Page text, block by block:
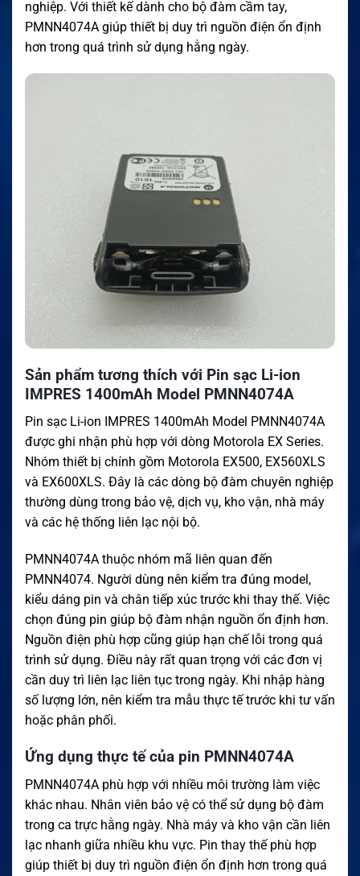
nghiệp. Với thiết kế dành cho bộ đàm cầm tay,
PMNN4074A giúp thiết bị duy trì nguồn điện ổn định
hơn trong quá trình sử dụng hằng ngày.
Sản phẩm tương thích với Pin sạc Li-ion
IMPRES 1400mAh Model PMNN4074A
Pin sạc Li-ion IMPRES 1400mAh Model PMNN4074A
được ghi nhận phù hợp với dòng Motorola EX Series.
Nhóm thiết bị chính gồm Motorola EX500, EX560XLS
và EX600XLS. Đây là các dòng bộ đàm chuyên nghiệp
thường dùng trong bảo vệ, dịch vụ, kho vận, nhà máy
và các hệ thống liên lạc nội bộ.
PMNN4074A thuộc nhóm mã liên quan đến
PMNN4074. Người dùng nên kiểm tra đúng model,
kiểu dáng pin và chân tiếp xúc trước khi thay thế. Việc
chọn đúng pin giúp bộ đàm nhận nguồn ổn định hơn.
Nguồn điện phù hợp cũng giúp hạn chế lỗi trong quá
trình sử dụng. Điều này rất quan trọng với các đơn vị
cần duy trì liên lạc liên tục trong ngày. Khi nhập hàng
số lượng lớn, nên kiểm tra mẫu thực tế trước khi tư vấn
hoặc phân phối.
Ứng dụng thực tế của pin PMNN4074A
PMNN4074A phù hợp với nhiều môi trường làm việc
khác nhau. Nhân viên bảo vệ có thể sử dụng bộ đàm
trong ca trực hằng ngày. Nhà máy và kho vận cần liên
lạc nhanh giữa nhiều khu vực. Pin thay thế phù hợp
giúp thiết bị duy trì nguồn điện ổn định hơn trong quá